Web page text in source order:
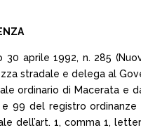
aprile 1992, n. 285
stradale e delega al
ordinario di Macerata e
99 del registro
dell’art. 1, comma 1,